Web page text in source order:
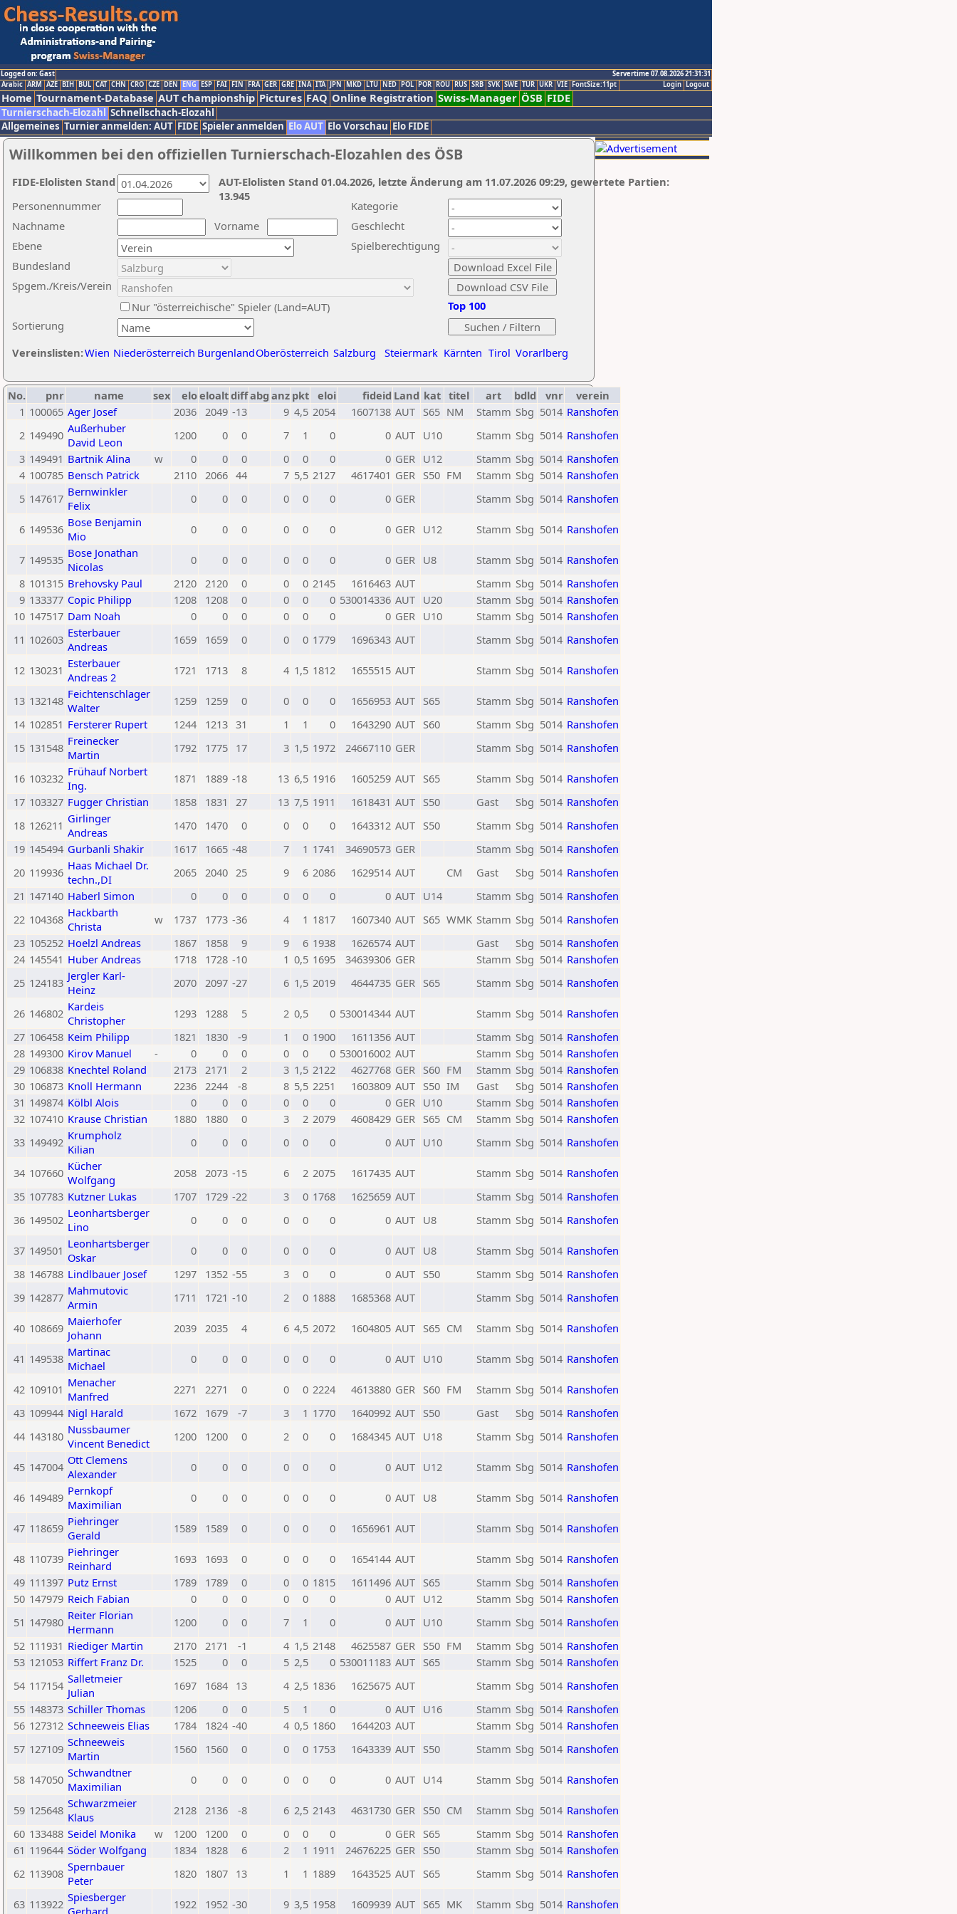
Logged on: Gast
Servertime 07.08.2026 21:31:31
Logout
Login
Arabic ARM AZE BIH BUL CAT CHN CRO CZE DEN ENG ESP FAI FIN FRA GER GRE INA ITA JPN MKD LTU NED POL POR ROU RUS SRB SVK SWE TUR UKR VIE FontSize:11pt
Home Tournament-Database AUT championship Pictures FAQ Online Registration Swiss-Manager ÖSB FIDE
Turnierschach-Elozahl Schnellschach-Elozahl
Allgemeines Turnier anmelden: AUT FIDE Spieler anmelden Elo AUT Elo Vorschau Elo FIDE
Willkommen bei den offiziellen Turnierschach-Elozahlen des ÖSB
Nachname
Vorname
Ebene
Kategorie
Sortierung
Personennummer
Bundesland
Spgem./Kreis/Verein
Geschlecht
Nur "österreichische" Spieler (Land=AUT)
Spielberechtigung
Vereinslisten:Wien Niederösterreich BurgenlandOberösterreich Salzburg Steiermark Kärnten Tirol Vorarlberg
Top 100
AUT-Elolisten Stand 01.04.2026, letzte Änderung am 11.07.2026 09:29, gewertete Partien:
13.945
FIDE-Elolisten Stand
No. pnr name sex eloeloaltdiffabg anz pkt eloi fideid Land kat titel art bdld vnr
verein
1 100065 Ager Josef 2036 2049 -13 9 4,5 2054 1607138 AUT S65 NM Stamm Sbg 5014 Ranshofen
2 149490 Außerhuber
David Leon
1200 0 0 7 1 0 0 AUT U10 Stamm Sbg 5014 Ranshofen
3 149491 Bartnik Alina w 0 0 0 0 0 0 0 GER U12 Stamm Sbg 5014 Ranshofen
4 100785 Bensch Patrick 2110 2066 44 7 5,5 2127 4617401 GER S50 FM Stamm Sbg 5014 Ranshofen
5 147617 Bernwinkler
Felix
0 0 0 0 0 0 0 GER Stamm Sbg 5014 Ranshofen
6 149536 Bose Benjamin
Mio
0 0 0 0 0 0 0 GER U12 Stamm Sbg 5014 Ranshofen
7 149535 Bose Jonathan
Nicolas
0 0 0 0 0 0 0 GER U8 Stamm Sbg 5014 Ranshofen
8 101315 Brehovsky Paul 2120 2120 0 0 0 2145 1616463 AUT Stamm Sbg 5014 Ranshofen
9 133377 Copic Philipp 1208 1208 0 0 0 0 530014336 AUT U20 Stamm Sbg 5014 Ranshofen
10 147517 Dam Noah 0 0 0 0 0 0 0 GER U10 Stamm Sbg 5014 Ranshofen
11 102603 Esterbauer
Andreas
1659 1659 0 0 0 1779 1696343 AUT Stamm Sbg 5014 Ranshofen
12 130231 Esterbauer
Andreas 2
1721 1713 8 4 1,5 1812 1655515 AUT Stamm Sbg 5014 Ranshofen
13 132148 Feichtenschlager
Walter
1259 1259 0 0 0 0 1656953 AUT S65 Stamm Sbg 5014 Ranshofen
14 102851 Fersterer Rupert 1244 1213 31 1 1 0 1643290 AUT S60 Stamm Sbg 5014 Ranshofen
15 131548 Freinecker
Martin
1792 1775 17 3 1,5 1972 24667110 GER Stamm Sbg 5014 Ranshofen
16 103232 Frühauf Norbert
Ing.
1871 1889 -18 13 6,5 1916 1605259 AUT S65 Stamm Sbg 5014 Ranshofen
17 103327 Fugger Christian 1858 1831 27 13 7,5 1911 1618431 AUT S50 Gast Sbg 5014 Ranshofen
18 126211 Girlinger
Andreas
1470 1470 0 0 0 0 1643312 AUT S50 Stamm Sbg 5014 Ranshofen
19 145494 Gurbanli Shakir 1617 1665 -48 7 1 1741 34690573 GER Stamm Sbg 5014 Ranshofen
20 119936 Haas Michael Dr.
techn.,DI
2065 2040 25 9 6 2086 1629514 AUT CM Gast Sbg 5014 Ranshofen
21 147140 Haberl Simon 0 0 0 0 0 0 0 AUT U14 Stamm Sbg 5014 Ranshofen
22 104368 Hackbarth
Christa
w 1737 1773 -36 4 1 1817 1607340 AUT S65 WMK Stamm Sbg 5014 Ranshofen
23 105252 Hoelzl Andreas 1867 1858 9 9 6 1938 1626574 AUT Gast Sbg 5014 Ranshofen
24 145541 Huber Andreas 1718 1728 -10 1 0,5 1695 34639306 GER Stamm Sbg 5014 Ranshofen
25 124183 Jergler Karl-
Heinz
2070 2097 -27 6 1,5 2019 4644735 GER S65 Stamm Sbg 5014 Ranshofen
26 146802 Kardeis
Christopher
1293 1288 5 2 0,5 0 530014344 AUT Stamm Sbg 5014 Ranshofen
27 106458 Keim Philipp 1821 1830 -9 1 0 1900 1611356 AUT Stamm Sbg 5014 Ranshofen
28 149300 Kirov Manuel - 0 0 0 0 0 0 530016002 AUT Stamm Sbg 5014 Ranshofen
29 106838 Knechtel Roland 2173 2171 2 3 1,5 2122 4627768 GER S60 FM Stamm Sbg 5014 Ranshofen
30 106873 Knoll Hermann 2236 2244 -8 8 5,5 2251 1603809 AUT S50 IM Gast Sbg 5014 Ranshofen
31 149874 Kölbl Alois 0 0 0 0 0 0 0 GER U10 Stamm Sbg 5014 Ranshofen
32 107410 Krause Christian 1880 1880 0 3 2 2079 4608429 GER S65 CM Stamm Sbg 5014 Ranshofen
33 149492 Krumpholz
Kilian
0 0 0 0 0 0 0 AUT U10 Stamm Sbg 5014 Ranshofen
34 107660 Kücher
Wolfgang
2058 2073 -15 6 2 2075 1617435 AUT Stamm Sbg 5014 Ranshofen
35 107783 Kutzner Lukas 1707 1729 -22 3 0 1768 1625659 AUT Stamm Sbg 5014 Ranshofen
36 149502 Leonhartsberger
Lino
0 0 0 0 0 0 0 AUT U8 Stamm Sbg 5014 Ranshofen
37 149501 Leonhartsberger
Oskar
0 0 0 0 0 0 0 AUT U8 Stamm Sbg 5014 Ranshofen
38 146788 Lindlbauer Josef 1297 1352 -55 3 0 0 0 AUT S50 Stamm Sbg 5014 Ranshofen
39 142877 Mahmutovic
Armin
1711 1721 -10 2 0 1888 1685368 AUT Stamm Sbg 5014 Ranshofen
40 108669 Maierhofer
Johann
2039 2035 4 6 4,5 2072 1604805 AUT S65 CM Stamm Sbg 5014 Ranshofen
41 149538 Martinac
Michael
0 0 0 0 0 0 0 AUT U10 Stamm Sbg 5014 Ranshofen
42 109101 Menacher
Manfred
2271 2271 0 0 0 2224 4613880 GER S60 FM Stamm Sbg 5014 Ranshofen
43 109944 Nigl Harald 1672 1679 -7 3 1 1770 1640992 AUT S50 Gast Sbg 5014 Ranshofen
44 143180 Nussbaumer
Vincent Benedict
1200 1200 0 2 0 0 1684345 AUT U18 Stamm Sbg 5014 Ranshofen
45 147004 Ott Clemens
Alexander
0 0 0 0 0 0 0 AUT U12 Stamm Sbg 5014 Ranshofen
46 149489 Pernkopf
Maximilian
0 0 0 0 0 0 0 AUT U8 Stamm Sbg 5014 Ranshofen
47 118659 Piehringer
Gerald
1589 1589 0 0 0 0 1656961 AUT Stamm Sbg 5014 Ranshofen
48 110739 Piehringer
Reinhard
1693 1693 0 0 0 0 1654144 AUT Stamm Sbg 5014 Ranshofen
49 111397 Putz Ernst 1789 1789 0 0 0 1815 1611496 AUT S65 Stamm Sbg 5014 Ranshofen
50 147979 Reich Fabian 0 0 0 0 0 0 0 AUT U12 Stamm Sbg 5014 Ranshofen
51 147980 Reiter Florian
Hermann
1200 0 0 7 1 0 0 AUT U10 Stamm Sbg 5014 Ranshofen
52 111931 Riediger Martin 2170 2171 -1 4 1,5 2148 4625587 GER S50 FM Stamm Sbg 5014 Ranshofen
53 121053 Riffert Franz Dr. 1525 0 0 5 2,5 0 530011183 AUT S65 Stamm Sbg 5014 Ranshofen
54 117154 Salletmeier
Julian
1697 1684 13 4 2,5 1836 1625675 AUT Stamm Sbg 5014 Ranshofen
55 148373 Schiller Thomas 1206 0 0 5 1 0 0 AUT U16 Stamm Sbg 5014 Ranshofen
56 127312 Schneeweis Elias 1784 1824 -40 4 0,5 1860 1644203 AUT Stamm Sbg 5014 Ranshofen
57 127109 Schneeweis
Martin
1560 1560 0 0 0 1753 1643339 AUT S50 Stamm Sbg 5014 Ranshofen
58 147050 Schwandtner
Maximilian
0 0 0 0 0 0 0 AUT U14 Stamm Sbg 5014 Ranshofen
59 125648 Schwarzmeier
Klaus
2128 2136 -8 6 2,5 2143 4631730 GER S50 CM Stamm Sbg 5014 Ranshofen
60 133488 Seidel Monika w 1200 1200 0 0 0 0 0 GER S65 Stamm Sbg 5014 Ranshofen
61 119644 Söder Wolfgang 1834 1828 6 2 1 1911 24676225 GER S50 Stamm Sbg 5014 Ranshofen
62 113908 Spernbauer
Peter
1820 1807 13 1 1 1889 1643525 AUT S65 Stamm Sbg 5014 Ranshofen
63 113922 Spiesberger
Gerhard
1922 1952 -30 9 3,5 1958 1609939 AUT S65 MK Stamm Sbg 5014 Ranshofen